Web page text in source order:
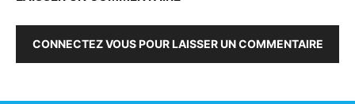
CONNECTEZ VOUS POUR LAISSER UN COMMENTAIRE